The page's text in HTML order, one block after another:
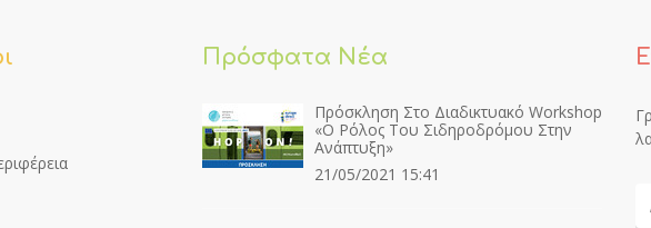
Πρόσφατα Νέα
Πρόσκληση Στο Διαδικτυακό Workshop
«Ο Ρόλος Του Σιδηροδρόμου Στην
Ανάπτυξη»
21/05/2021 15:41